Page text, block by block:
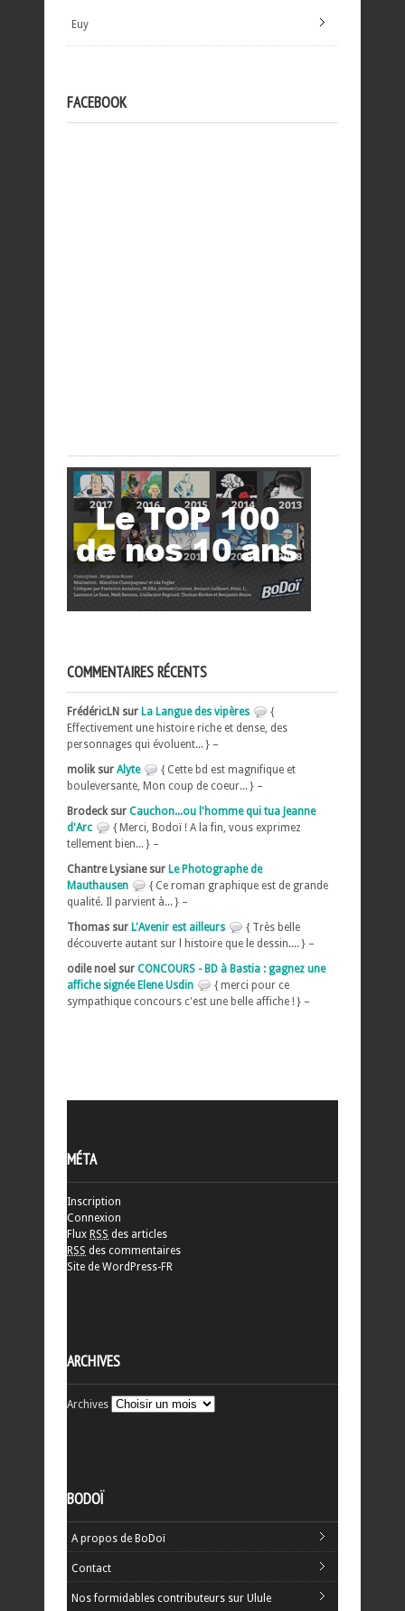
Euy
FACEBOOK
COMMENTAIRES RÉCENTS
FrédéricLN sur La Langue des vipères
{
Effectivement une histoire riche et dense, des
personnages qui évoluent... } –
molik sur Alyte
{ Cette bd est magnifique et
bouleversante, Mon coup de coeur... } –
Brodeck sur Cauchon...ou l'homme qui tua Jeanne
d'Arc
{ Merci, Bodoï ! A la fin, vous exprimez
tellement bien... } –
Chantre Lysiane sur Le Photographe de
Mauthausen
{ Ce roman graphique est de grande
qualité. Il parvient à... } –
Thomas sur L'Avenir est ailleurs
{ Très belle
découverte autant sur l histoire que le dessin.... } –
odile noel sur CONCOURS - BD à Bastia : gagnez une
affiche signée Elene Usdin
{ merci pour ce
sympathique concours c'est une belle affiche ! } –
MÉTA
Inscription
Connexion
Flux RSS des articles
RSS des commentaires
Site de WordPress-FR
ARCHIVES
Archives
BODOÏ
A propos de BoDoï
Contact
Nos formidables contributeurs sur Ulule